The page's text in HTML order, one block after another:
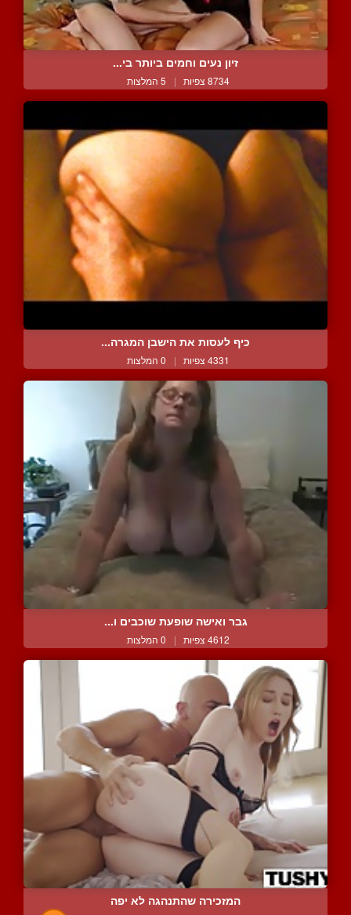
זיון נעים וחמים ביותר בי...
8734 צפיות | 5 המלצות
כיף לעסות את הישבן המגרה...
4331 צפיות | 0 המלצות
גבר ואישה שופעת שוכבים ו...
4612 צפיות | 0 המלצות
המזכירה שהתנהגה לא יפה